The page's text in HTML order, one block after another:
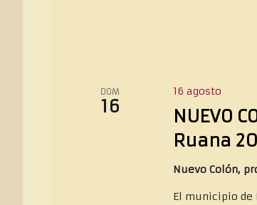
DOM
16
NUEVO
Ruana
16 agosto
Nuevo Colón,
El municipio de